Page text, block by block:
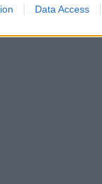
Data Access